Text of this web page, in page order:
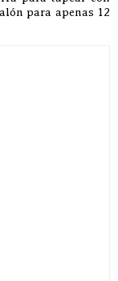
para apenas 12